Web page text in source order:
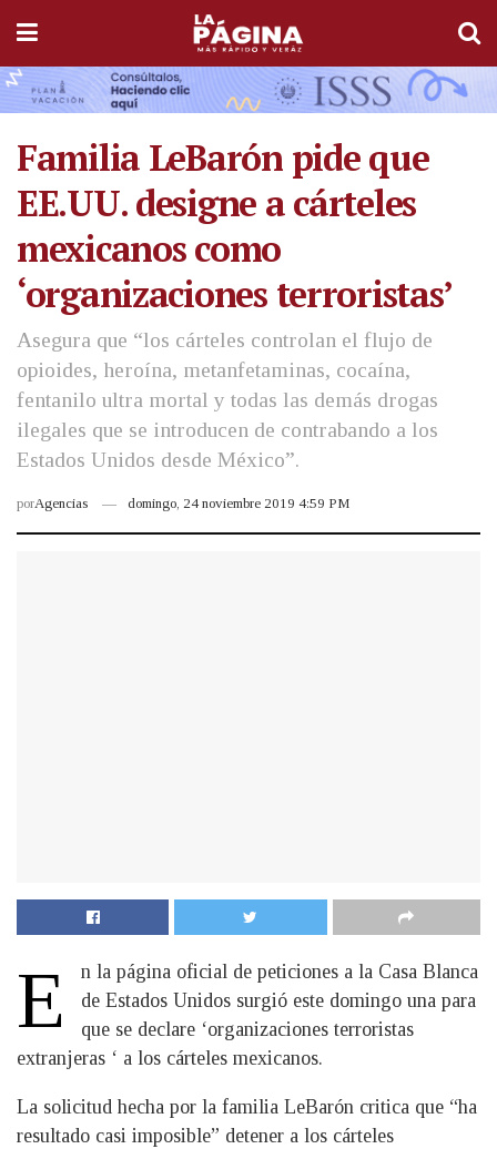
Familia LeBarón pide que
EE.UU. designe a cárteles
mexicanos como
‘organizaciones terroristas’
Asegura que “los cárteles controlan el flujo de
opioides, heroína, metanfetaminas, cocaína,
fentanilo ultra mortal y todas las demás drogas
ilegales que se introducen de contrabando a los
Estados Unidos desde México”.
porAgencias domingo, 24 noviembre 2019 4:59 PM
E
n la página oficial de peticiones a la Casa Blanca
de Estados Unidos surgió este domingo una para
que se declare ‘organizaciones terroristas
extranjeras ‘ a los cárteles mexicanos.
La solicitud hecha por la familia LeBarón critica que “ha
resultado casi imposible” detener a los cárteles